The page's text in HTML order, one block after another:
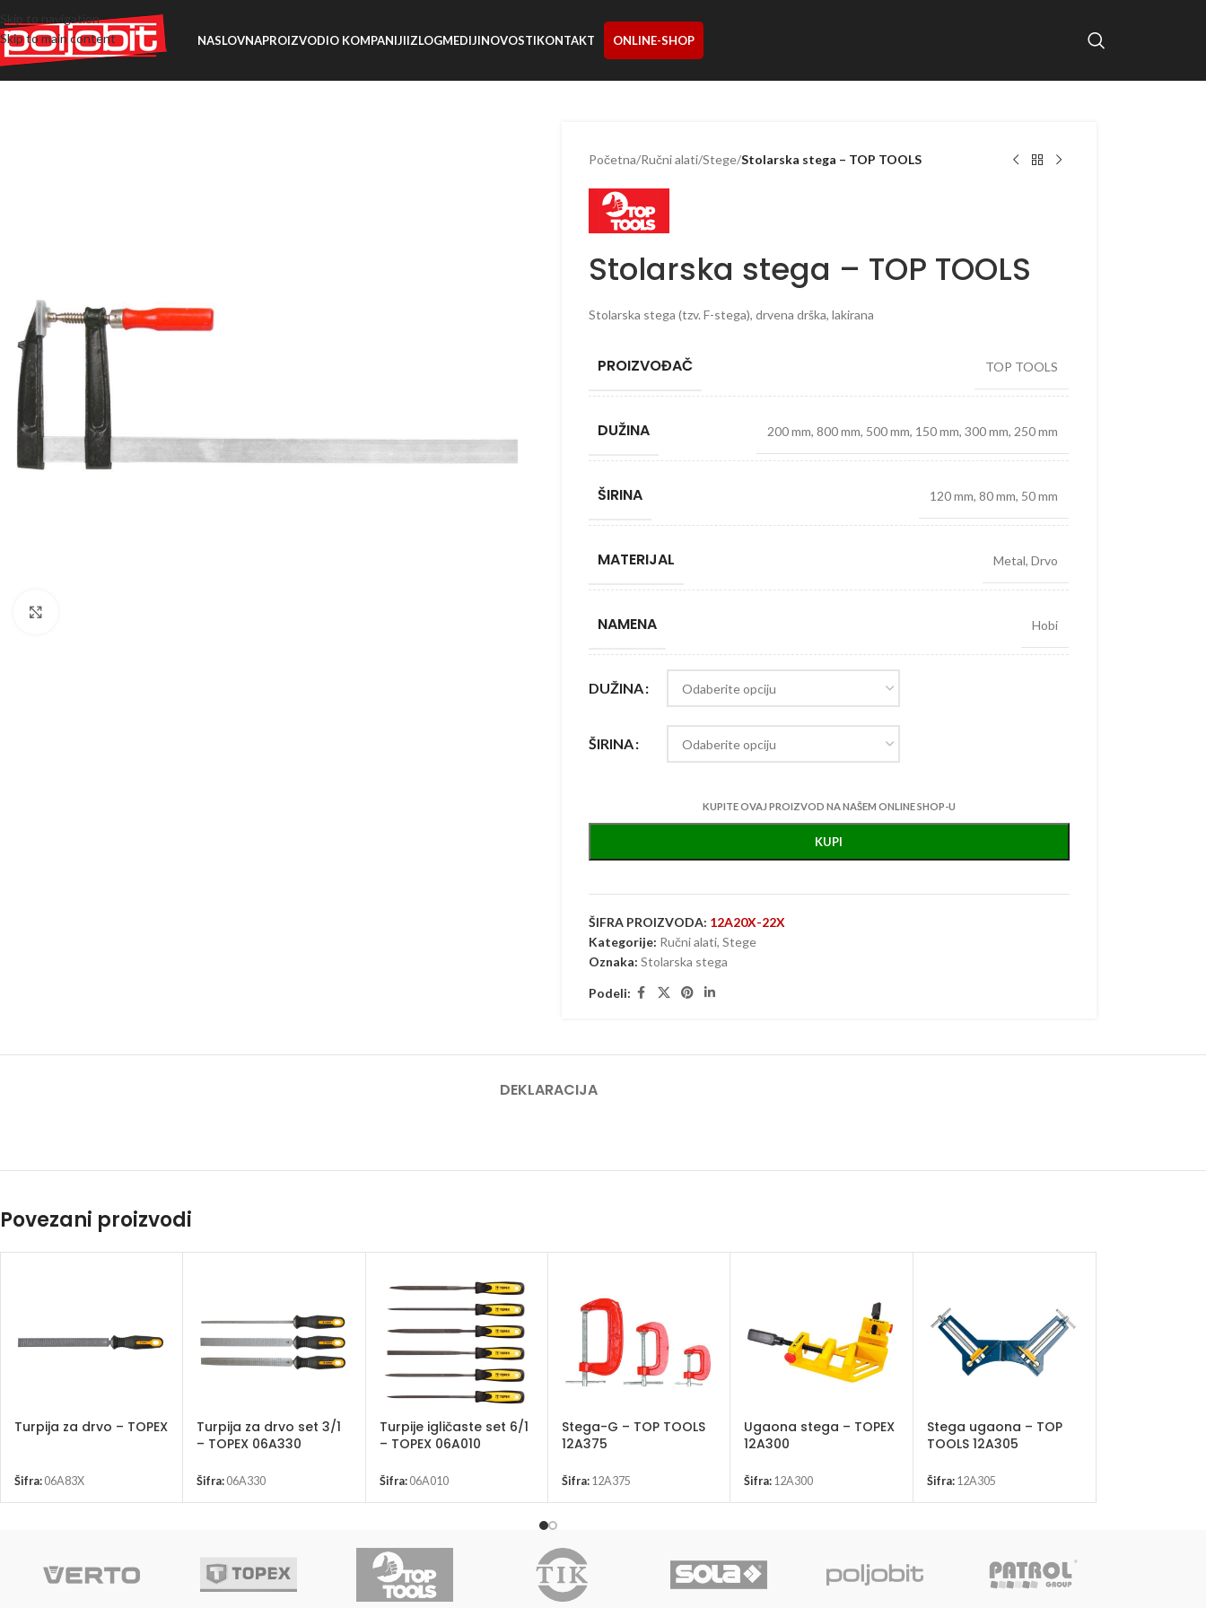
Skip to navigation
Skip to main content
NASLOVNAPROIZVODIO KOMPANIJIIZLOGMEDIJINOVOSTIKONTAKT ONLINE-SHOP
Početna/Ručni alati/Stege/Stolarska stega – TOP TOOLS
Stolarska stega – TOP TOOLS
Stolarska stega (tzv. F-stega), drvena drška, lakirana
PROIZVOĐAČ TOP TOOLS
DUŽINA 200 mm, 800 mm, 500 mm, 150 mm, 300 mm, 250 mm
ŠIRINA 120 mm, 80 mm, 50 mm
MATERIJAL Metal, Drvo
NAMENA Hobi
DUŽINA
ŠIRINA
KUPITE OVAJ PROIZVOD NA NAŠEM ONLINE SHOP-U
KUPI
ŠIFRA PROIZVODA: 12A20X-22X
Kategorije: Ručni alati, Stege
Oznaka: Stolarska stega
Podeli:
DEKLARACIJA
Povezani proizvodi
Turpija za drvo – TOPEX
Šifra: 06A83X
Turpija za drvo set 3/1
– TOPEX 06A330
Šifra: 06A330
Turpije igličaste set 6/1
– TOPEX 06A010
Šifra: 06A010
Stega-G – TOP TOOLS
12A375
Šifra: 12A375
Ugaona stega – TOPEX
12A300
Šifra: 12A300
Stega ugaona – TOP
TOOLS 12A305
Šifra: 12A305